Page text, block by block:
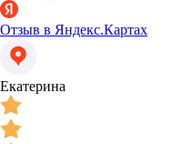
Отзыв в Яндекс.Картах
Екатерина